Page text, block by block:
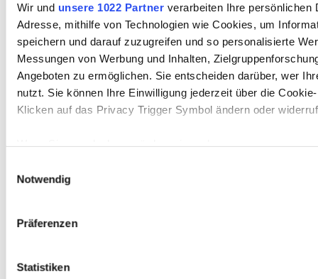
Wir und unsere 1022 Partnerverarbeiten Ihre persönlichen
Adresse, mithilfe von Technologien wie Cookies, um
speichern und darauf zuzugreifen und so personalisierte
Messungen von Werbung und Inhalten,
Angeboten zu ermöglichen. Sie entscheiden darüber, wer
nutzt. Sie können Ihre Einwilligung jederzeit über die
Klicken auf das Privacy Trigger Symbol ändern oder
genau sein können
Erfahren Sie mehr darüber, wie Ihre persönlichen Daten
Notwendig
Präferenzen
Statistiken
geändert hätten.
Diese
so folgert sie,
habe dazu
dass die Welt
mehr so
übersichtlich wie
früher sei.
Die strukturierte